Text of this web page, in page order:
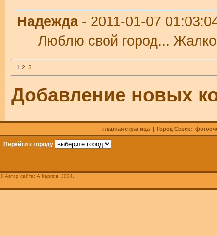
Надежда- 2011-01-07
Люблю свой город...
1 2 3
Добавление новых
главная страница| Город Севск:
Перейти к городу
© Автор сайта: А.Карпов, 2004.